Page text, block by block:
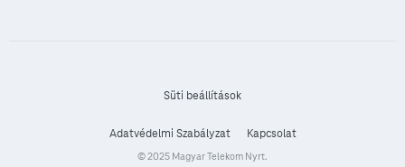
Süti beállítások
Adatvédelmi Szabályzat Kapcsolat
© 2025 Magyar Telekom Nyrt.